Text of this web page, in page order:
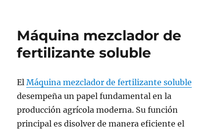
Máquina mezclador de
fertilizante soluble
ElMáquina mezclador de fertilizante soluble
desempeña un papel fundamental en la
producción agrícola moderna. Su función
principal es disolver de manera eficiente el